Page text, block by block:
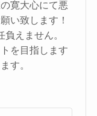
寛大心にて悪
い致します！
えません。
を目指します
す。